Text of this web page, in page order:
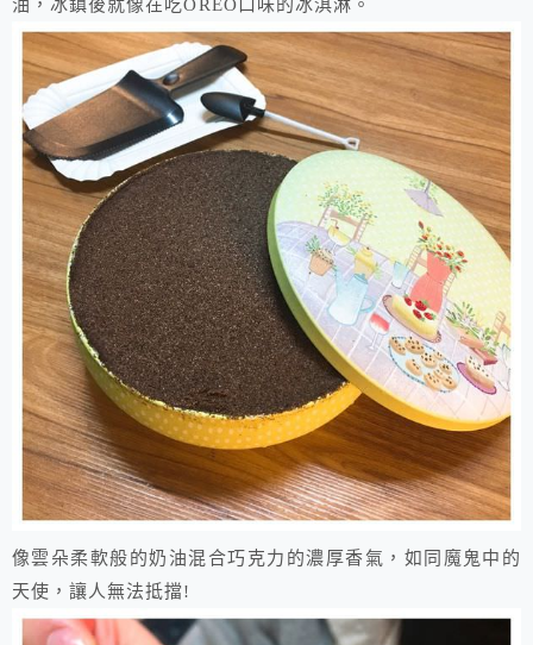
油，冰鎮後就像在吃OREO口味的冰淇淋。
像雲朵柔軟般的奶油混合巧克力的濃厚香氣，如同魔鬼中的
天使，讓人無法抵擋!